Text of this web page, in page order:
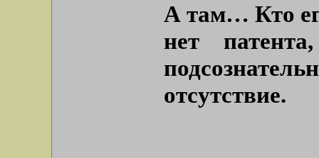
А там… Кто
нет
отсутствие.